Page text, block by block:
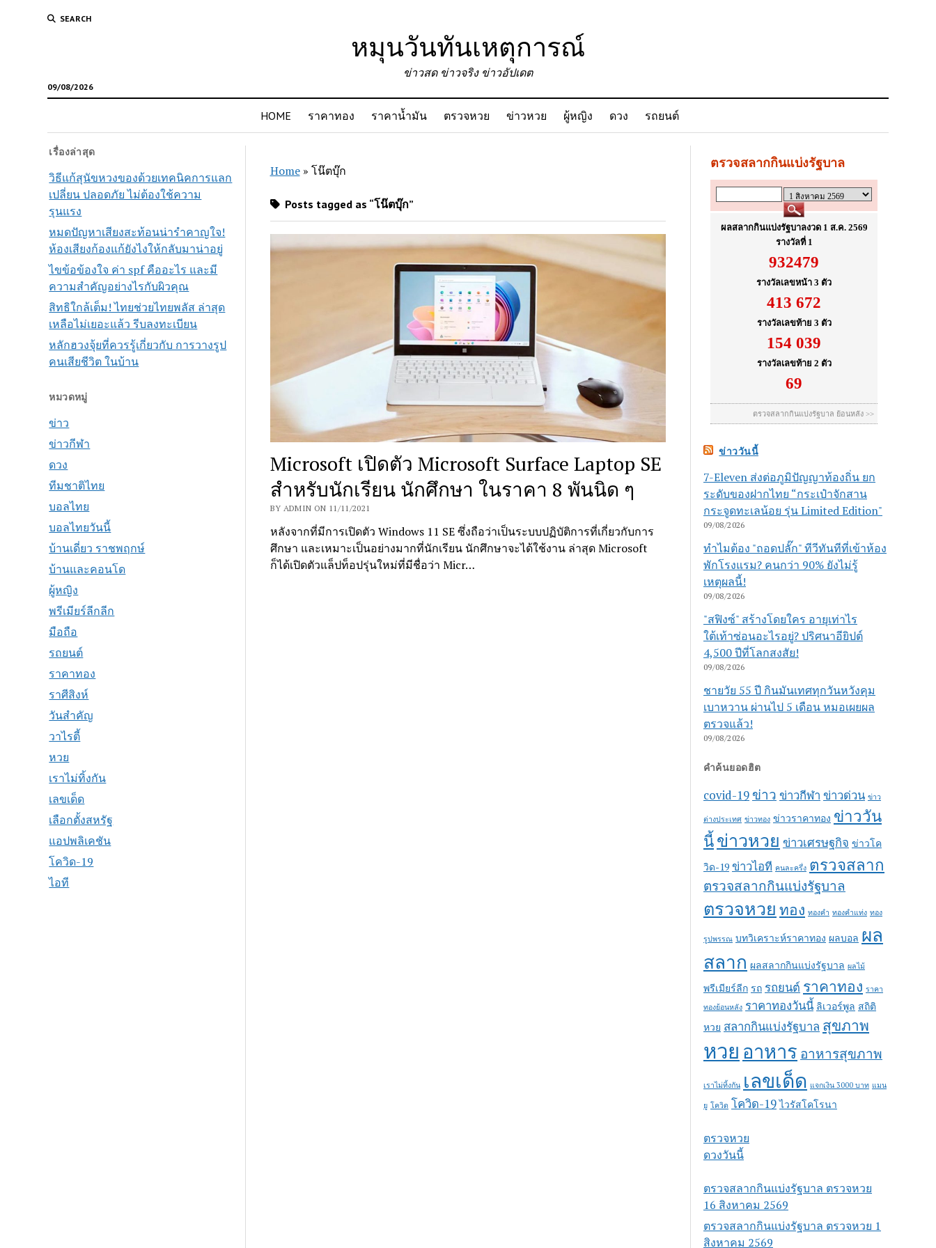
SEARCH
หมุนวันทันเหตุการณ์
09/08/2026
ข่าวสด ข่าวจริง ข่าวอัปเดต
HOME ราคาทอง ราคาน้ำมัน ตรวจหวย ข่าวหวย ผู้หญิง ดวง รถยนต์
เรื่องล่าสุด
วิธีแก้สุนัขหวงของด้วยเทคนิคการแลก
เปลี่ยน ปลอดภัย ไม่ต้องใช้ความ
รุนแรง
หมดปัญหาเสียงสะท้อนน่ารำคาญใจ!
ห้องเสียงก้องแก้ยังไงให้กลับมาน่าอยู่
ไขข้อข้องใจ ค่า spf คืออะไร และมี
ความสำคัญอย่างไรกับผิวคุณ
สิทธิใกล้เต็ม! ไทยช่วยไทยพลัส ล่าสุด
เหลือไม่เยอะแล้ว รีบลงทะเบียน
หลักฮวงจุ้ยที่ควรรู้เกี่ยวกับ การวางรูป
คนเสียชีวิต ในบ้าน
หมวดหมู่
ข่าว
ข่าวกีฬา
ดวง
ทีมชาติไทย
บอลไทย
บอลไทยวันนี้
บ้านเดี่ยว ราชพฤกษ์
บ้านและคอนโด
ผู้หญิง
พรีเมียร์ลีกลีก
มือถือ
รถยนต์
ราคาทอง
ราศีสิงห์
วันสำคัญ
วาไรตี้
หวย
เราไม่ทิ้งกัน
เลขเด็ด
เลือกตั้งสหรัฐ
แอปพลิเคชัน
โควิด-19
ไอที
Home» โน๊ตบุ๊ก
Posts tagged as “โน๊ตบุ๊ก”
Microsoft เปิดตัว Microsoft Surface Laptop SE
สำหรับนักเรียน นักศึกษา ในราคา 8 พันนิด ๆ
BY ADMIN ON 11/11/2021
หลังจากที่มีการเปิดตัว Windows 11 SE ซึ่งถือว่าเป็นระบบปฏิบัติการที่เกี่ยวกับการ
ศึกษา และเหมาะเป็นอย่างมากที่นักเรียน นักศึกษาจะได้ใช้งาน ล่าสุด Microsoft
ก็ได้เปิดตัวแล็ปท็อปรุ่นใหม่ที่มีชื่อว่า Micr…
ข่าววันนี้
7-Eleven ส่งต่อภูมิปัญญาท้องถิ่น ยก
ระดับของฝากไทย “กระเป๋าจักสาน
กระจูดทะเลน้อย รุ่น Limited Edition"
09/08/2026
ทำไมต้อง "ถอดปลั๊ก" ทีวีทันทีที่เข้าห้อง
พักโรงแรม? คนกว่า 90% ยังไม่รู้
เหตุผลนี้!
09/08/2026
"สฟิงซ์" สร้างโดยใคร อายุเท่าไร
ใต้เท้าซ่อนอะไรอยู่? ปริศนาอียิปต์
4,500 ปีที่โลกสงสัย!
09/08/2026
ชายวัย 55 ปี กินมันเทศทุกวันหวังคุม
เบาหวาน ผ่านไป 5 เดือน หมอเผยผล
ตรวจแล้ว!
09/08/2026
คำค้นยอดฮิต
covid-19 ข่าว ข่าวกีฬา ข่าวด่วน ข่าว
ต่างประเทศ ข่าวทอง ข่าวราคาทอง ข่าววัน
นี้ข่าวหวย ข่าวเศรษฐกิจ ข่าวโค
วิด-19 ข่าวไอที คนละครึ่ง ตรวจสลาก
ตรวจสลากกินแบ่งรัฐบาล
ตรวจหวย ทอง ทองคำ ทองคำแท่ง ทอง
รูปพรรณ บทวิเคราะห์ราคาทอง ผลบอล ผล
สลาก ผลสลากกินแบ่งรัฐบาล ผลไม้
พรีเมียร์ลีก รถ รถยนต์ ราคาทอง ราคา
ทองย้อนหลัง ราคาทองวันนี้ ลิเวอร์พูล สถิติ
หวย สลากกินแบ่งรัฐบาล สุขภาพ
หวย อาหาร อาหารสุขภาพ
เราไม่ทิ้งกัน เลขเด็ด แจกเงิน 3000 บาท แมน
ยู โควิด โควิด-19 ไวรัสโคโรนา
ตรวจหวย
ดวงวันนี้
ตรวจสลากกินแบ่งรัฐบาล ตรวจหวย
16 สิงหาคม 2569
ตรวจสลากกินแบ่งรัฐบาล ตรวจหวย 1
สิงหาคม 2569